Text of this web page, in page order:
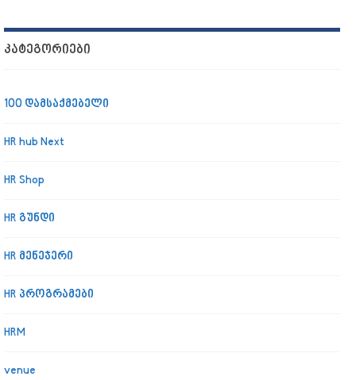
ᲙᲐᲢᲔᲒᲝᲠᲘᲔᲑᲘ
100 დამსაქმებელი
HR hub Next
HR Shop
HR გუნდი
HR მენეჯერი
HR პროგრამები
HRM
venue